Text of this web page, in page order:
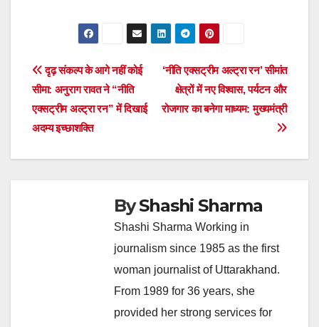
Post
navigation
‘नीति एक्सट्रीम अल्ट्रा रन’ सीमांत
क्षेत्रों में नए विश्वास, पर्यटन और
रोजगार का बनेगा माध्यम: मुख्यमंत्री
दृढ़ संकल्प के आगे नहीं कोई
सीमा: अनुराग रावत ने “नीति
एक्सट्रीम अल्ट्रा रन” में दिखाई
अदम्य इच्छाशक्ति
ByShashi Sharma
Shashi Sharma Working in
journalism since 1985 as the first
woman journalist of Uttarakhand.
From 1989 for 36 years, she
provided her strong services for